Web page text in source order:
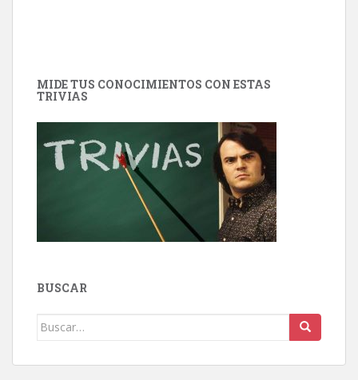
MIDE TUS CONOCIMIENTOS CON ESTAS
TRIVIAS
BUSCAR
Buscar: